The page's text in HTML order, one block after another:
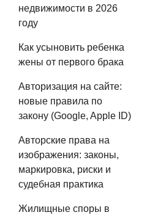
недвижимости в 2026
году
Как усыновить ребенка
жены от первого брака
Авторизация на сайте:
новые правила по
закону (Google, Apple ID)
Авторские права на
изображения: законы,
маркировка, риски и
судебная практика
Жилищные споры в